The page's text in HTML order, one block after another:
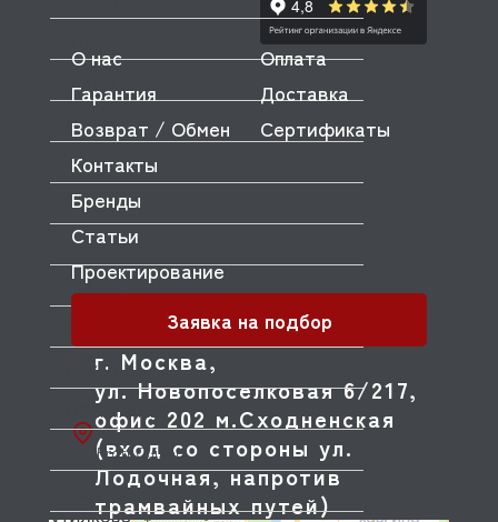
NUOVA SIMONELLI
ODE
OEM
OLAB
OLIS
OLYMPIA
ORVED
OZTIRYAKILER
P.L. Proff Cuisine
PACKVAC
г. Москва,
ул. Новопоселковая 6/217,
офис 202 м.Сходненская
(вход со стороны ул.
Лодочная, напротив
трамвайных путей)
О нас
Оплата
Гарантия
Доставка
Возврат / Обмен
Сертификаты
Контакты
Бренды
Статьи
Проектирование
Заявка на подбор